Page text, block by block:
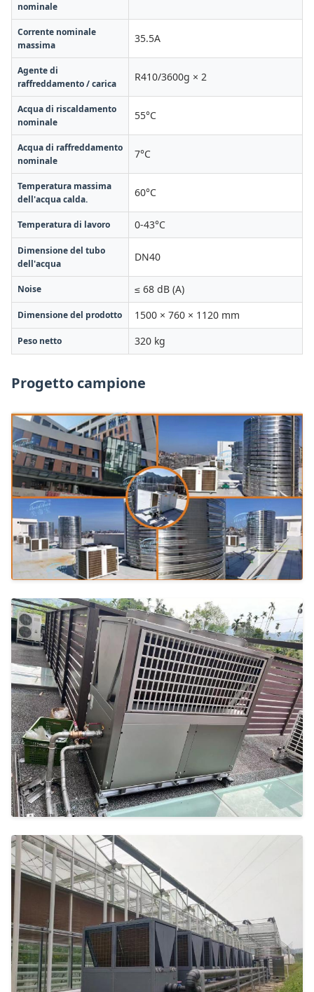
nominale
Corrente nominale
massima
35.5A
Agente di
raffreddamento / carica
R410/3600g × 2
Acqua di riscaldamento
nominale
55°C
Acqua di raffreddamento
nominale
7°C
Temperatura massima
dell'acqua calda.
60°C
Temperatura di lavoro 0-43°C
Dimensione del tubo
dell'acqua
DN40
Noise ≤ 68 dB (A)
Dimensione del prodotto 1500 × 760 × 1120 mm
Peso netto 320 kg
Progetto campione